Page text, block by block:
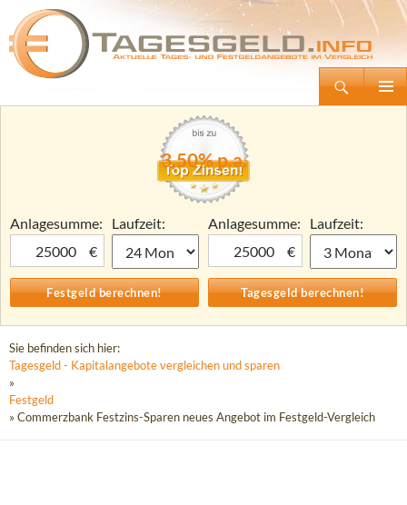
Tagesgeld.info – Tagesgeldkonten vergleichen und Tagesgeld-Zinsen berechnen
Zum
3,50% p.a.
Anlagesumme:
€
Laufzeit:
Anlagesumme:
€
Laufzeit:
Sie befinden sich hier:
Tagesgeld - Kapitalangebote vergleichen und sparen
»
Festgeld
» Commerzbank Festzins-Sparen neues Angebot im Festgeld-Vergleich